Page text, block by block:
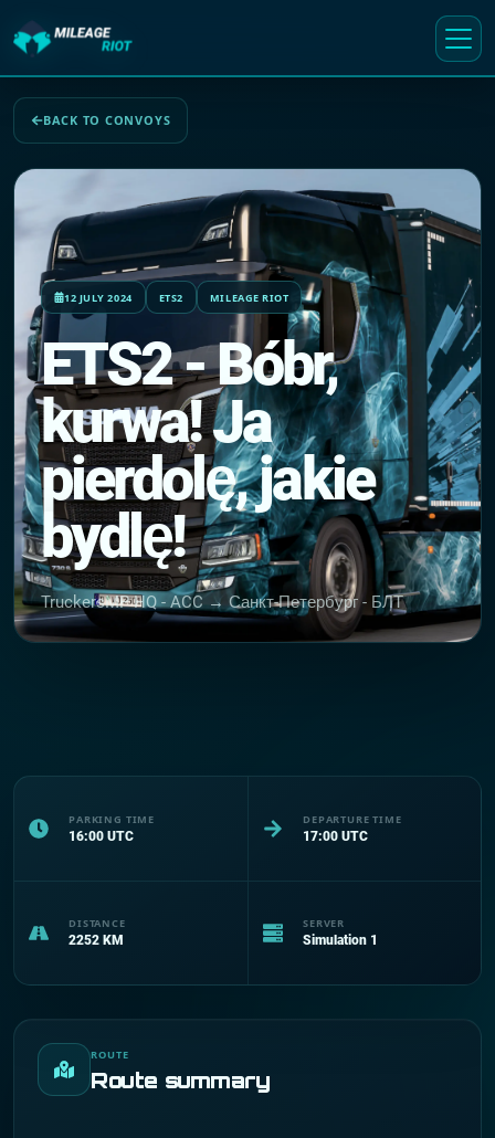
BACK TO CONVOYS
12 JULY 2024 ETS2 MILEAGE RIOT
ETS2 - Bóbr,
kurwa! Ja
pierdolę, jakie
bydlę!
TruckersMP HQ - ACC → Санкт-Петербург - БЛТ
PARKING TIME
16:00 UTC
DEPARTURE TIME
17:00 UTC
DISTANCE
2252 KM
SERVER
Simulation 1
ROUTE
Route summary